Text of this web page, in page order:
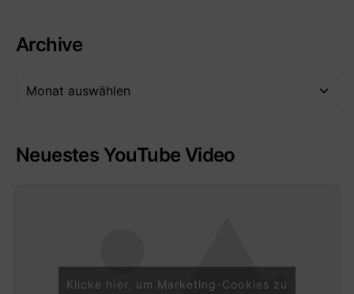
Archive
Neuestes YouTube Video
Klicke hier, um Marketing-Cookies zu